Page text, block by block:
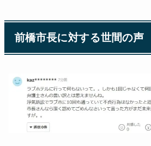
前橋市長に対する世間の声